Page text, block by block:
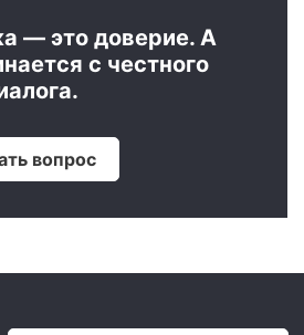
— это доверие. А
с честного
вопрос